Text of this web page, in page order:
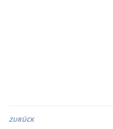
ZURÜCK